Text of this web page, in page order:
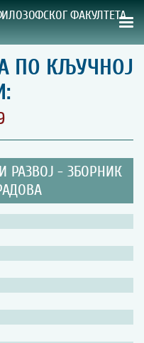
ФАКУЛТЕТА
дела
ПО КЉУЧНОЈ
РАЗВОЈ - ЗБОРНИК